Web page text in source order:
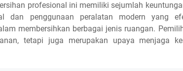
profesional ini memiliki sejumlah
dan penggunaan peralatan modern yang
membersihkan berbagai jenis ruangan.
tetapi juga merupakan upaya menjaga